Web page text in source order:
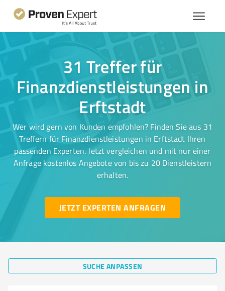
31 Treffer für
Finanzdienstleistungen in
Erftstadt
Wer wird gern von Kunden empfohlen? Finden Sie aus 31
Treffern für Finanzdienstleistungen in Erftstadt Ihren
passenden Experten. Jetzt vergleichen und mit nur einer
Anfrage kostenlos Angebote von bis zu 20 Dienstleistern
erhalten.
JETZT EXPERTEN ANFRAGEN
SUCHE ANPASSEN